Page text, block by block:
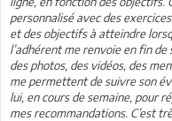
personnalisé avec des
et des objectifs à atteindre
l’adhérent me renvoie en fin
des photos, des vidéos, des
me permettent de suivre son
lui, en cours de semaine, pour
mes recommandations. C’est